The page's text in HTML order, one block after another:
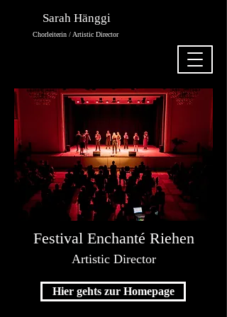
Sarah Hänggi
Chorleiterin / Artistic Director
Festival Enchanté Riehen
Artistic Director
Hier gehts zur Homepage